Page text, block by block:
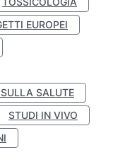
EUROPEI
SALUTE
STUDI IN VIVO